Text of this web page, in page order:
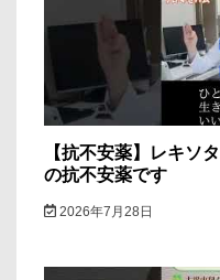
【抗不安薬】レキソ
の抗不安薬です
2026年7月28日